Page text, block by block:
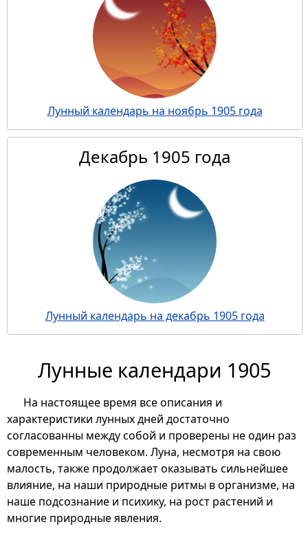
Лунный календарь на ноябрь 1905 года
Декабрь 1905 года
Лунный календарь на декабрь 1905 года
Лунные календари 1905
На настоящее время все описания и
характеристики лунных дней достаточно
согласованны между собой и проверены не один раз
современным человеком. Луна, несмотря на свою
малость, также продолжает оказывать сильнейшее
влияние, на наши природные ритмы в организме, на
наше подсознание и психику, на рост растений и
многие природные явления.